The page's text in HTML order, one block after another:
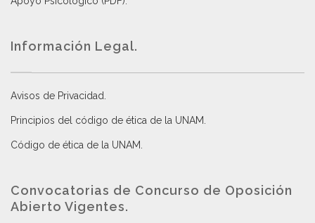
Información Legal.
Avisos de Privacidad
Principios del código de ética de la UNAM
Código de ética de la UNAM
Convocatorias de Concurso de Oposición
Abierto Vigentes.